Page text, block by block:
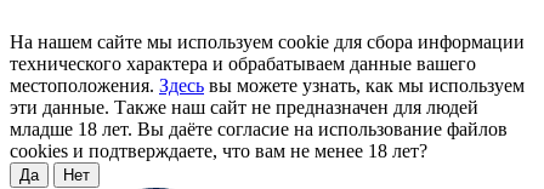
На нашем сайте мы используем cookie для сбора информации
технического характера и обрабатываем данные вашего
местоположения. Здесь вы можете узнать, как мы используем
эти данные. Также наш сайт не предназначен для людей
младше 18 лет. Вы даёте согласие на использование файлов
cookies и подтверждаете, что вам не менее 18 лет?
Да Нет